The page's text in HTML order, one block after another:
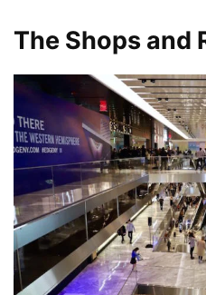
The Shops and